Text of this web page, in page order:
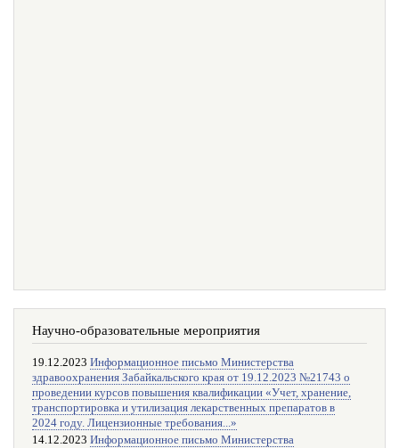
Научно-образовательные мероприятия
19.12.2023 Информационное письмо Министерства
здравоохранения Забайкальского края от 19.12.2023 №21743 о
проведении курсов повышения квалификации «Учет, хранение,
транспортировка и утилизация лекарственных препаратов в
2024 году. Лицензионные требования...»
14.12.2023 Информационное письмо Министерства